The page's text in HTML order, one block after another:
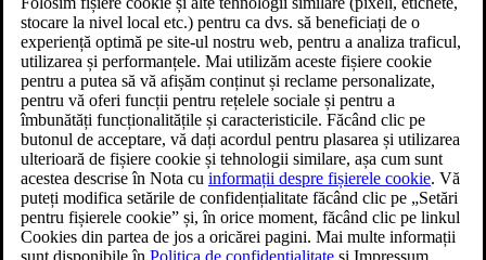
Actualizat 15.02.2025